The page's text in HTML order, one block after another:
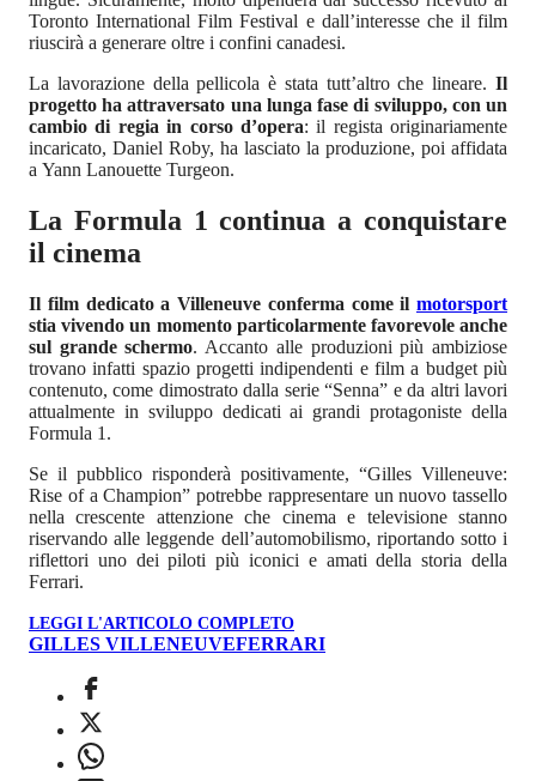
Toronto International Film Festival e dall’interesse che il film
riuscirà a generare oltre i confini canadesi.
La lavorazione della pellicola è stata tutt’altro che lineare. Il
progetto ha attraversato una lunga fase di sviluppo, con un
cambio di regia in corso d’opera: il regista originariamente
incaricato, Daniel Roby, ha lasciato la produzione, poi affidata
a Yann Lanouette Turgeon.
La Formula 1 continua a conquistare
il cinema
Il film dedicato a Villeneuve conferma come il motorsport
stia vivendo un momento particolarmente favorevole anche
sul grande schermo. Accanto alle produzioni più ambiziose
trovano infatti spazio progetti indipendenti e film a budget più
contenuto, come dimostrato dalla serie “Senna” e da altri lavori
attualmente in sviluppo dedicati ai grandi protagoniste della
Formula 1.
Se il pubblico risponderà positivamente, “Gilles Villeneuve:
Rise of a Champion” potrebbe rappresentare un nuovo tassello
nella crescente attenzione che cinema e televisione stanno
riservando alle leggende dell’automobilismo, riportando sotto i
riflettori uno dei piloti più iconici e amati della storia della
Ferrari.
LEGGI L'ARTICOLO COMPLETO
GILLES VILLENEUVEFERRARI